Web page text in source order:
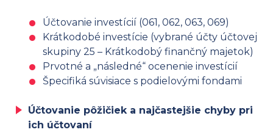
Účtovanie investícií (061, 062, 063, 069)
Krátkodobé investície (vybrané účty účtovej
skupiny 25 – Krátkodobý finančný majetok)
Prvotné a „následné“ ocenenie investícií
Špecifiká súvisiace s podielovými fondami
Účtovanie pôžičiek a najčastejšie chyby pri
ich účtovaní